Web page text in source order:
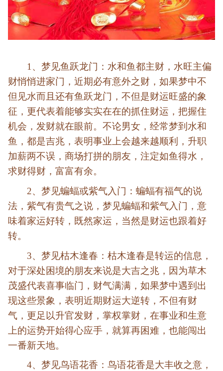
1、梦见鱼跃龙门：水和鱼都主财，水旺主偏
财悄悄进家门，近期必有意外之财，如果梦中不
但见水而且还有鱼跃龙门，不但是财运旺盛的象
征，更代表着能够实实在在的抓住财运，把握住
机会，发财就在眼前。不论男女，经常梦到水和
鱼，都是吉兆，表明事业上会越来越顺利，升职
加薪两不误，商场打拼的朋友，注定如鱼得水，
求财得财，富富有余。
2、梦见蝙蝠或紫气入门：蝙蝠有福气的说
法，紫气有贵气之说，梦见蝙蝠和紫气入门，意
味着家运好转，既然家运，当然是财运也跟着好
转。
3、梦见枯木逢春：枯木逢春是转运的信息，
对于深处困境的朋友来说是大吉之兆，因为草木
茂盛代表喜事临门，财气满满，如果梦中遇到出
现这些景象，表明近期财运大逆转，不但有财
气，更足以升官发财，掌权掌财，在事业和生意
上的运势开始得心应手，就算再困难，也能闯出
一番新天地。
4、梦见鸟语花香：鸟语花香是大丰收之意，